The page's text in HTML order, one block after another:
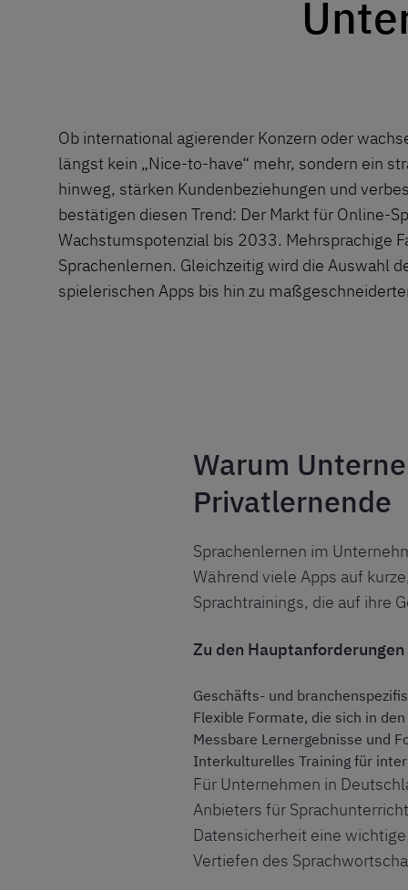
Ob international agierender Konzern oder
längst kein „Nice-to-have“ mehr, sondern ein
hinweg, stärken Kundenbeziehungen und
bestätigen diesen Trend: Der Markt für Online-
Wachstumspotenzial bis 2033. Mehrsprachige
Sprachenlernen. Gleichzeitig wird die Auswahl
spielerischen Apps bis hin zu
Warum
Privatlernende
Sprachenlernen im
Während viele Apps auf
Sprachtrainings, die auf ihre
Zu den
Geschäfts- und
Flexible Formate, die sich in
Messbare Lernergebnisse und
Interkulturelles Training für
Für Unternehmen in
Anbieters für
Datensicherheit eine
Vertiefen des